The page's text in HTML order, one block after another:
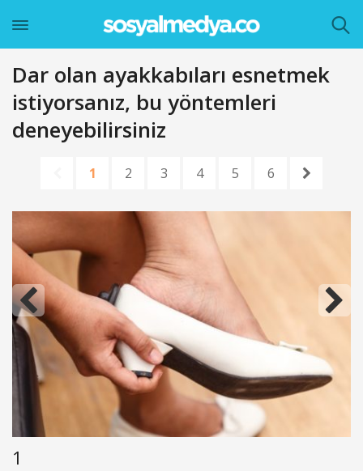
Dar olan ayakkabıları esnetmek
istiyorsanız, bu yöntemleri
deneyebilirsiniz
1 2 3 4 5 6
1